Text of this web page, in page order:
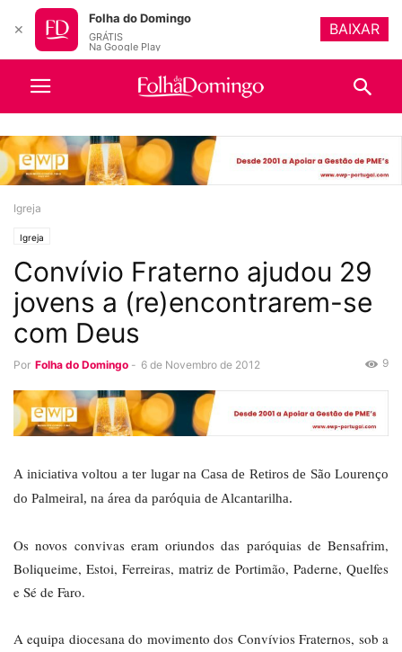
Igreja
Igreja
Convívio Fraterno ajudou 29
jovens a (re)encontrarem-se
com Deus
Por Folha do Domingo - 6 de Novembro de 2012 9
A iniciativa voltou a ter lugar na Casa de Retiros de São Lourenço
do Palmeiral, na área da paróquia de Alcantarilha.
Os novos convivas eram oriundos das paróquias de Bensafrim,
Boliqueime, Estoi, Ferreiras, matriz de Portimão, Paderne, Quelfes
e Sé de Faro.
A equipa diocesana do movimento dos Convívios Fraternos, sob a
✕
Folha do Domingo
GRÁTIS
Na Google Play
BAIXAR